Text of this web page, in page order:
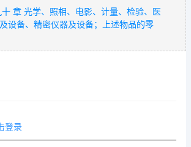
章 光学、照相、电影、计量、检验、医
设备、精密仪器及设备；上述物品的零
登录